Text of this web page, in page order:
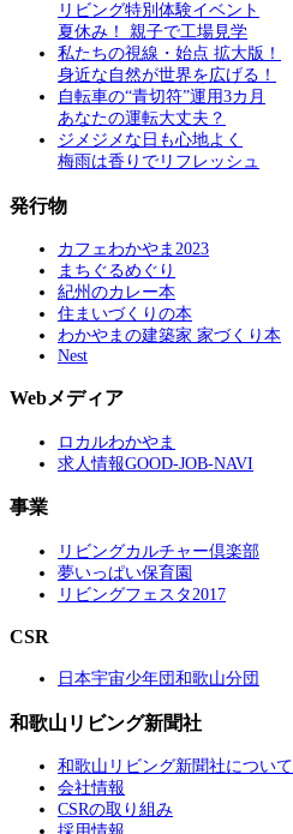
リビング特別体験イベント
夏休み！ 親子で工場見学
私たちの視線・始点 拡大版！
身近な自然が世界を広げる！
自転車の“青切符”運用3カ月
あなたの運転大丈夫？
ジメジメな日も心地よく
梅雨は香りでリフレッシュ
発行物
カフェわかやま2023
まちぐるめぐり
紀州のカレー本
住まいづくりの本
わかやまの建築家 家づくり本
Nest
Webメディア
ロカルわかやま
求人情報GOOD-JOB-NAVI
事業
リビングカルチャー倶楽部
夢いっぱい保育園
リビングフェスタ2017
CSR
日本宇宙少年団和歌山分団
和歌山リビング新聞社
和歌山リビング新聞社について
会社情報
CSRの取り組み